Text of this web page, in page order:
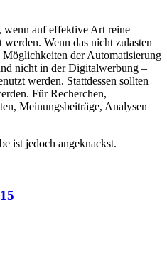
wenn auf effektive Art reine
Wenn das nicht zulasten
der Automatisierung
nicht in der Digitalwerbung –
werden. Stattdessen sollten
Für Recherchen,
Meinungsbeiträge, Analysen
ist jedoch angeknackst.